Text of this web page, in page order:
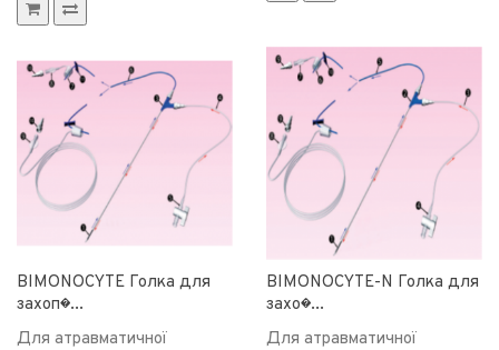
BIMONOCYTE Голка для
захоп�...
Для атравматичної
BIMONOCYTE-N Голка для
захо�...
Для атравматичної